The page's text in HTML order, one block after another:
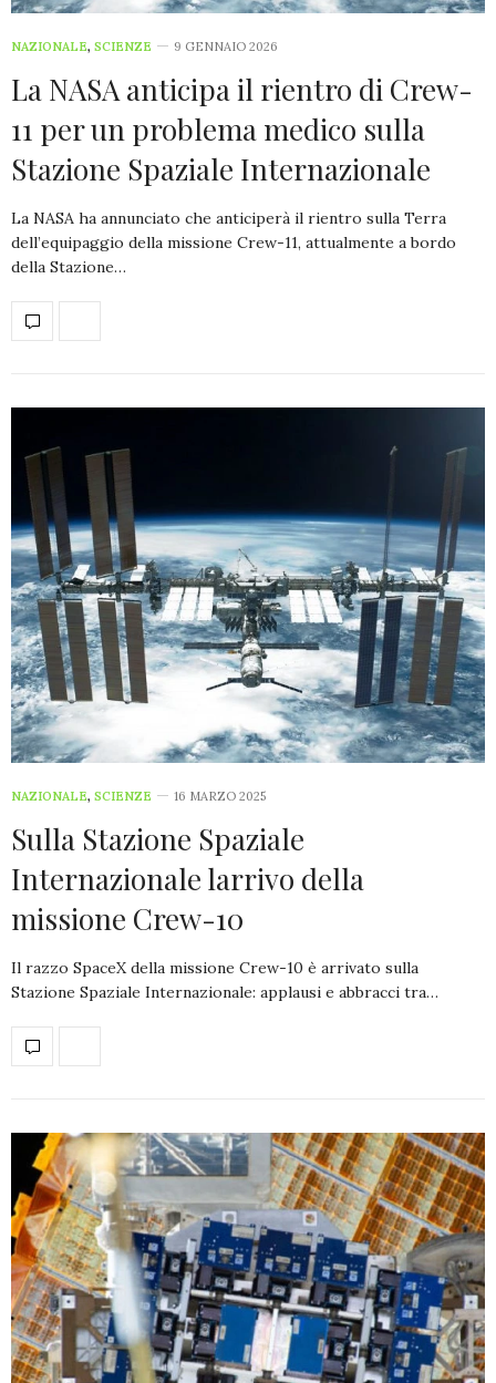
NAZIONALE, SCIENZE 9 GENNAIO 2026
La NASA anticipa il rientro di Crew-
11 per un problema medico sulla
Stazione Spaziale Internazionale
La NASA ha annunciato che anticiperà il rientro sulla Terra
dell’equipaggio della missione Crew-11, attualmente a bordo
della Stazione…
NAZIONALE, SCIENZE 16 MARZO 2025
Sulla Stazione Spaziale
Internazionale larrivo della
missione Crew-10
Il razzo SpaceX della missione Crew-10 è arrivato sulla
Stazione Spaziale Internazionale: applausi e abbracci tra…